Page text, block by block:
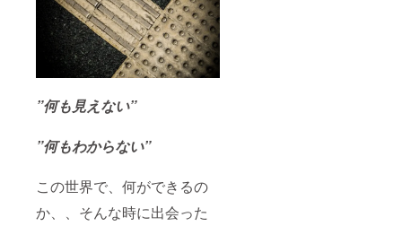
”何も見えない”
”何もわからない”
この世界で、何ができるの
か、、そんな時に出会った